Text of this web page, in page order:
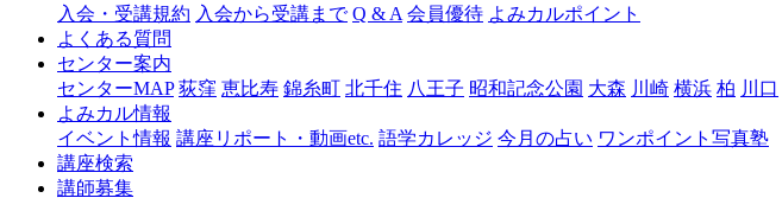
ャ
柏
入会・受講規約 入会から受講まで Q & A 会員優待 よみカルポイント
よくある質問
センター案内
センターMAP 荻窪 恵比寿 錦糸町 北千住 八王子 昭和記念公園 大森 川崎 横浜 柏 川口
よみカル情報
イベント情報 講座リポート・動画etc. 語学カレッジ 今月の占い ワンポイント写真塾
講座検索
講師募集